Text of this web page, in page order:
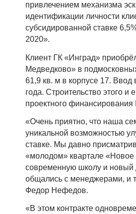
привлечением механизма
идентификации личности
субсидированной ставке
2020».
Клиент ГК «Инград»
Медведково» в
61,9 кв. м в корпусе 17. Ввод
года. Строительство этого
проектного финансирования
«Очень приятно, что наша
уникальной возможностью
ставке. Мы давно
«молодом» квартале «Новое
современную школу и новый
общались с менеджерами, и
Федор Нефедов.
«В этом контракте